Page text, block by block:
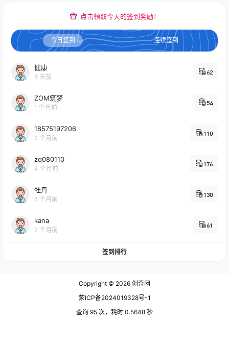
点击领取今天的签到奖励！
今日签到 连续签到
健康
6 天前
62
ZOM筑梦
1 个月前
54
18575197206
2 个月前
110
zq080110
4 个月前
176
牡丹
7 个月前
130
kana
7 个月前
61
签到排行
Copyright © 2026 创奇网
蒙ICP备2024019328号-1
查询 95 次，耗时 0.5648 秒